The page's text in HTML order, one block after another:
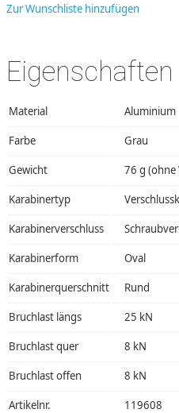
Zur Wunschliste hinzufügen
Eigenschaften
Material Aluminium
Farbe Grau
Gewicht 76 g (ohne
Karabinertyp
Karabinerverschluss
Karabinerform Oval
Karabinerquerschnitt Rund
Bruchlast längs 25 kN
Bruchlast quer 8 kN
Bruchlast offen 8 kN
Artikelnr. 119608